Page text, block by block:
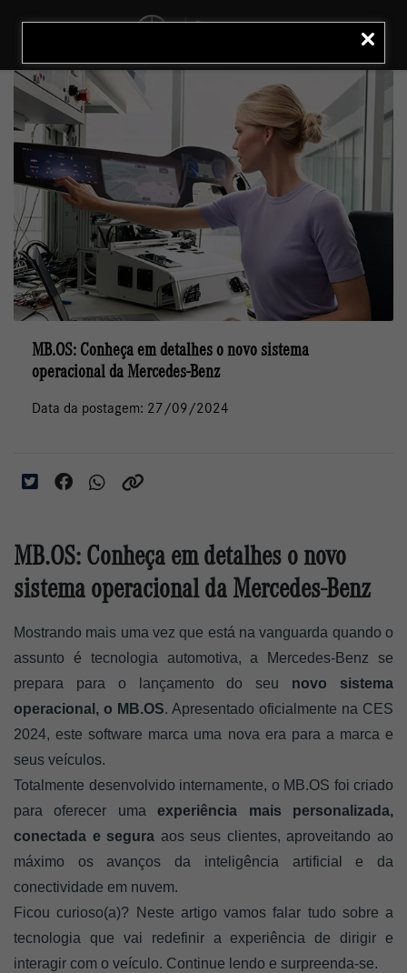
LIGAR
MB.OS: Conheça em detalhes o novo sistema
operacional da Mercedes-Benz
Data da postagem: 27/09/2024
MB.OS: Conheça em detalhes o novo
sistema operacional da Mercedes-Benz
Mostrando mais uma vez que está na vanguarda quando o
assunto é tecnologia automotiva, a Mercedes-Benz se
prepara para o lançamento do seu novo sistema
operacional, o MB.OS. Apresentado oficialmente na CES
2024, este software marca uma nova era para a marca e
seus veículos.
Totalmente desenvolvido internamente, o MB.OS foi criado
para oferecer uma experiência mais personalizada,
conectada e segura aos seus clientes, aproveitando ao
máximo os avanços da inteligência artificial e da
conectividade em nuvem.
Ficou curioso(a)? Neste artigo vamos falar tudo sobre a
tecnologia que vai redefinir a experiência de dirigir e
interagir com o veículo. Continue lendo e surpreenda-se.